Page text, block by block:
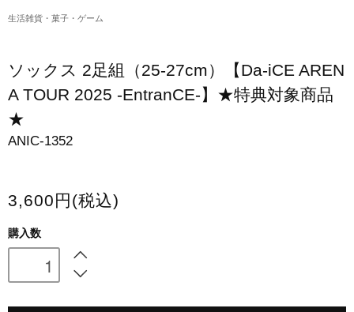
和田颯｜Wagic Hour Worksグッズ
クリスマスアイテム
EC限定グッズ
生活雑貨・菓子・ゲーム
ソックス 2足組（25-27cm）【Da-iCE AREN
A TOUR 2025 -EntranCE-】★特典対象商品
★
ANIC-1352
3,600円(税込)
購入数